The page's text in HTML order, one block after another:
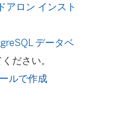
アロン インスト
データベ
ださい。
ルで作成